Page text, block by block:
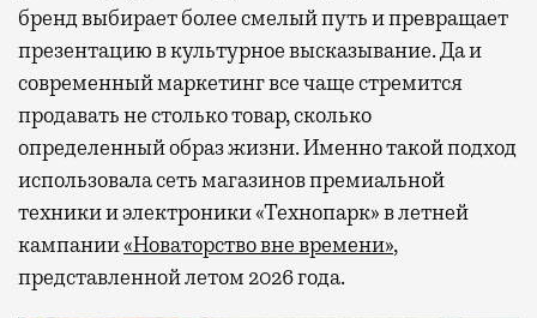
бренд выбирает более смелый путь и превращает
презентацию в культурное высказывание. Да и
современный маркетинг все чаще стремится
продавать не столько товар, сколько
определенный образ жизни. Именно такой подход
использовала сеть магазинов премиальной
техники и электроники «Технопарк» в летней
кампании«Новаторство вне времени»,
представленной летом 2026 года.